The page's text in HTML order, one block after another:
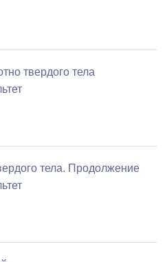
твердого тела
тела. Продолжение